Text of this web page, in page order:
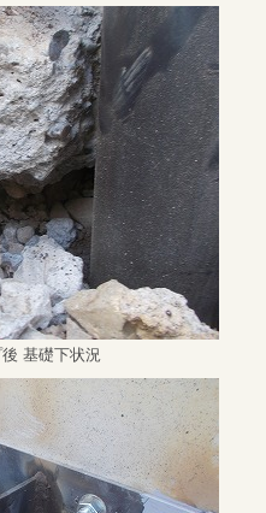
基礎下状況